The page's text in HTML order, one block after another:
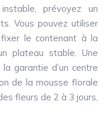
prévoyez un
Vous pouvez utiliser
le contenant à la
plateau stable. Une
garantie d’un centre
de la mousse florale
fleurs de 2 à 3 jours,